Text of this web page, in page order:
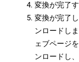
変換が完了
変換が完了
ンロードし
ェブページ
ンロードし